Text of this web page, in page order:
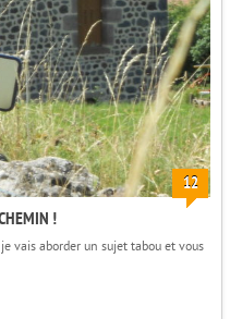
12
!
vais aborder un sujet tabou et vous